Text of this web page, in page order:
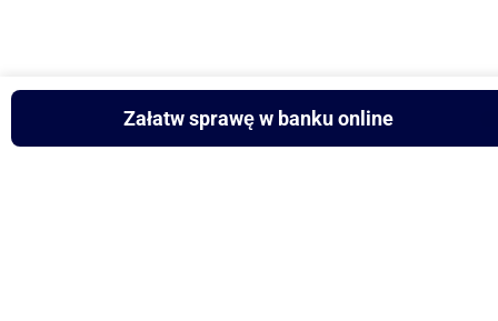
Załatw sprawę w banku online